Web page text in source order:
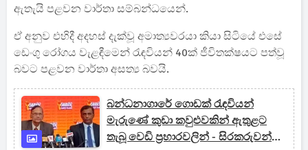
ඇතැයි පළවන වාර්තා සම්බන්ධයෙන්.
ඒ අනුව එහිදී අදහස් දැක්වූ අමාත්‍යවරයා කියා සිටියේ එසේ
ඩෙංගු රෝගය වැළඳීමෙන් රැඳවියන් 40ක් ජීවිතක්ෂයට පත්වූ
බවට පළවන වාර්තා අසත්‍ය බවයි.
බන්ධනාගාරේ ගොඩක් රැඳවියන්
මැරුණේ කුඩා කවුළුවකින් ඇතුළට
තැබූ වෙඩි ප්‍රහාරවලින් - සිරකරුවන්ට